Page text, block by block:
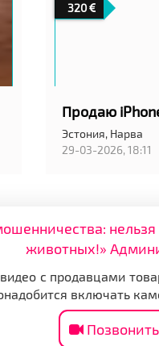
320
Эстония, Нарва
29-03-2026, 18:11
нельзя
животных!»
с продавцами
включать